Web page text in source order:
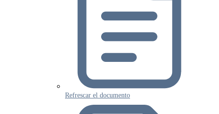
Refrescar el documento